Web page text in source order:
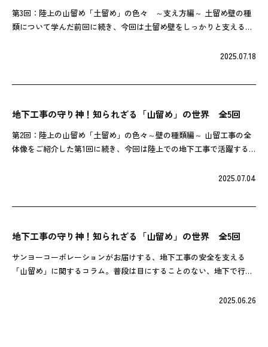
第3回：陸上の山留め「土留め」の色々 ～支え方編～ 土留め壁の種
類について学んだ前回に続き、今回は土留め壁をしっかりと支えるた
2025.07.18
地下工事の守り神！知られざる「山留め」の世界 全5回
第2回：陸上の山留め「土留め」の色々～壁の種類編～ 山留工事の全
体像をご紹介した第1回に続き、今回は陸上での地下工事で活躍する
2025.07.04
地下工事の守り神！知られざる「山留め」の世界 全5回
サンヨーコーポレーションがお届けする、地下工事の安全を支える
「山留め」に関するコラム。普段は目にすることのない、地下で行わ
2025.06.26